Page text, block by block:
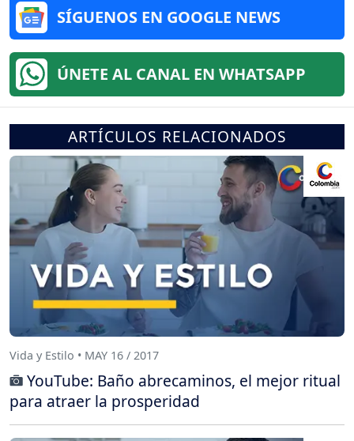
SÍGUENOS EN GOOGLE NEWS
ÚNETE AL CANAL EN WHATSAPP
ARTÍCULOS RELACIONADOS
Vida y Estilo • MAY 16 / 2017
YouTube: Baño abrecaminos, el mejor ritual
para atraer la prosperidad